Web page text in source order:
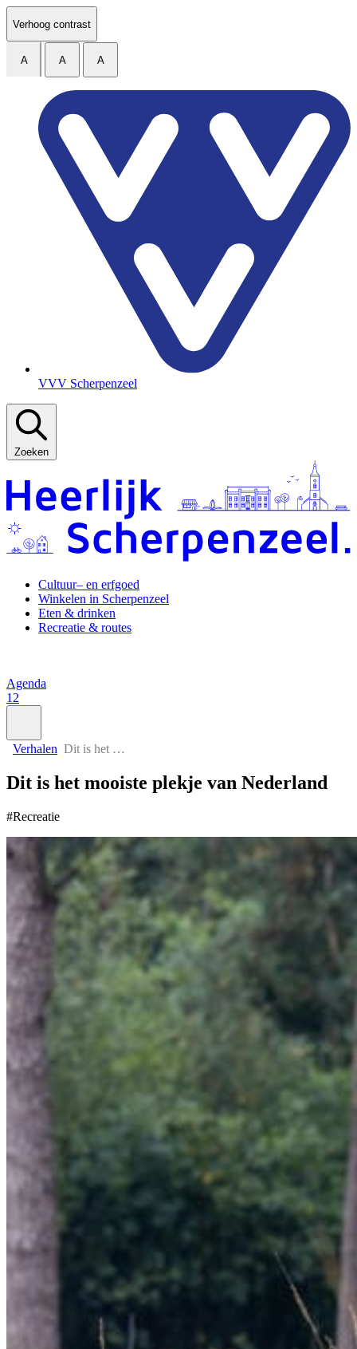
Ga naar de inhoud
Verhoog contrast
A A A
VVV Scherpenzeel
Zoeken
Cultuur– en erfgoed
Winkelen in Scherpenzeel
Eten & drinken
Recreatie & routes
Agenda
12
Verhalen Dit is het mooiste plekje van Nederland
Dit is het mooiste plekje van Nederland
#Recreatie